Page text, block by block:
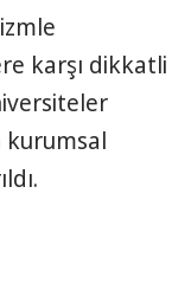
karşı dikkatli
kurumsal